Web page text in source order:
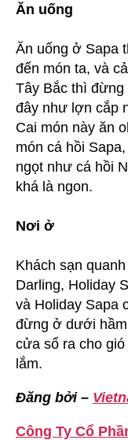
Ăn uống
Ăn uống ở Sapa
đến món ta, và
Tây Bắc thì
đây như lợn cắp
Cai món này ăn
món cá hồi
ngọt như cá hồi
khá là ngon.
Nơi ở
Khách sạn
Darling, Holiday
và Holiday Sapa
đừng ở dưới
cửa sổ ra cho
lắm.
Đăng bởi –
Công Ty Cổ